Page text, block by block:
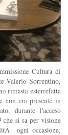
Cultura di
Valerio Sorrentino,
rimasta esterrefatta
non era presente in
durante l'acceso
che si sa per visione
ogni occasione,